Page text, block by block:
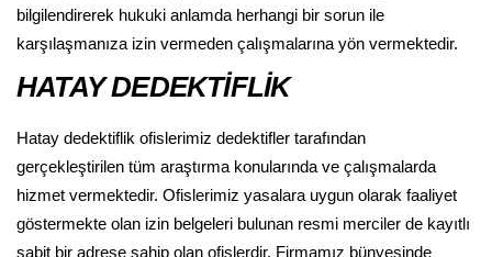
bilgilendirerek hukuki anlamda herhangi bir sorun ile
karşılaşmanıza izin vermeden çalışmalarına yön vermektedir.
HATAY DEDEKTİFLİK
Hatay dedektiflik ofislerimiz dedektifler tarafından
gerçekleştirilen tüm araştırma konularında ve çalışmalarda
hizmet vermektedir. Ofislerimiz yasalara uygun olarak faaliyet
göstermekte olan izin belgeleri bulunan resmi merciler de kayıtlı
sabit bir adrese sahip olan ofislerdir. Firmamız bünyesinde